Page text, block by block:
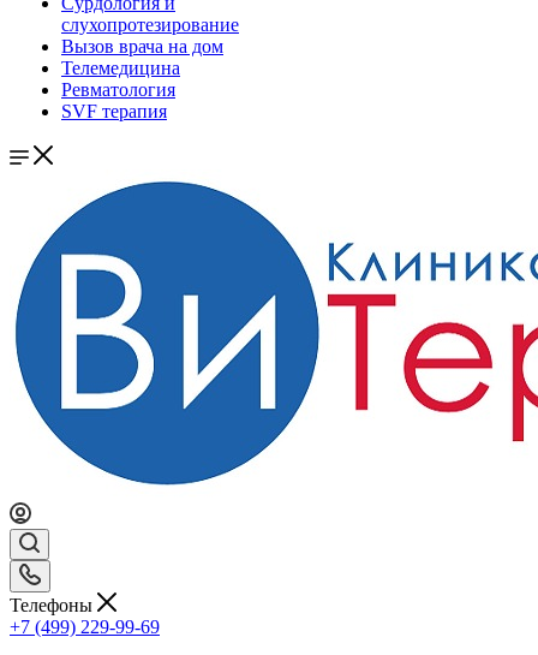
слухопротезирование
Вызов врача на дом
Телемедицина
Ревматология
SVF терапия
Телефоны
+7 (499) 229-99-69